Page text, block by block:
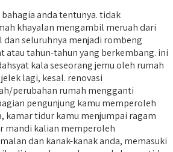
anda tentunya. tidak
khayalan mengambil meruah dari
dan seluruhnya menjadi rombeng
atau tahun-tahun yang berkembang. ini
kala seseorang jemu oleh rumah
lagi, kesal. renovasi
perubahan rumah mengganti
pengunjung kamu memperoleh
kamar tidur kamu menjumpai ragam
mandi kalian memperoleh
dan kanak-kanak anda, memasuki